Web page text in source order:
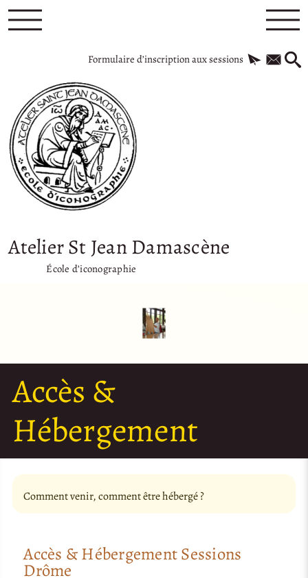
Formulaire d’inscription aux sessions
Atelier St Jean Damascène
École d’iconographie
Accès &
Hébergement
Comment venir, comment être hébergé ?
Accès & Hébergement Sessions
Drôme